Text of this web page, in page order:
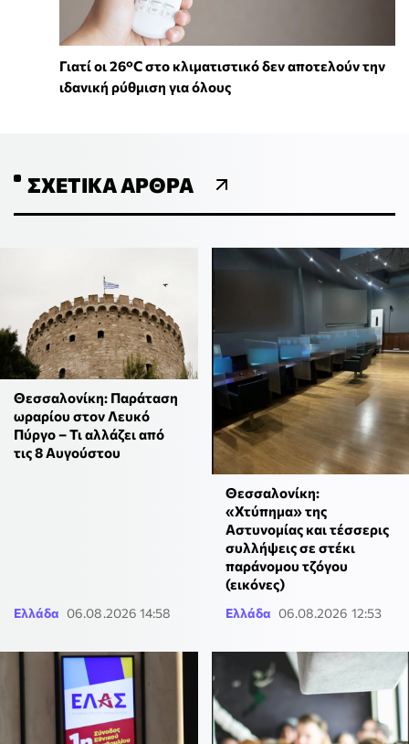
Γιατί οι 26°C στο κλιματιστικό δεν αποτελούν την
ιδανική ρύθμιση για όλους
ΣΧΕΤΙΚΆ ΆΡΘΡΑ
Θεσσαλονίκη: Παράταση
ωραρίου στον Λευκό
Πύργο – Τι αλλάζει από
τις 8 Αυγούστου
Ελλάδα 06.08.2026 14:58
Θεσσαλονίκη:
«Χτύπημα» της
Αστυνομίας και τέσσερις
συλλήψεις σε στέκι
παράνομου τζόγου
(εικόνες)
Ελλάδα 06.08.2026 12:53